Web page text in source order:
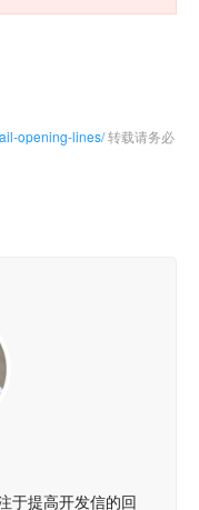
opening-lines/转载请务必
于提高开发信的回